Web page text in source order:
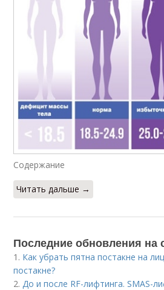
Содержание
Читать дальше →
Последние обновления на
1. Как убрать пятна постакне на
постакне?
2. До и после RF-лифтинга. SMAS-